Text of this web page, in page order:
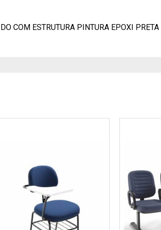
COM ESTRUTURA PINTURA EPOXI PRETA